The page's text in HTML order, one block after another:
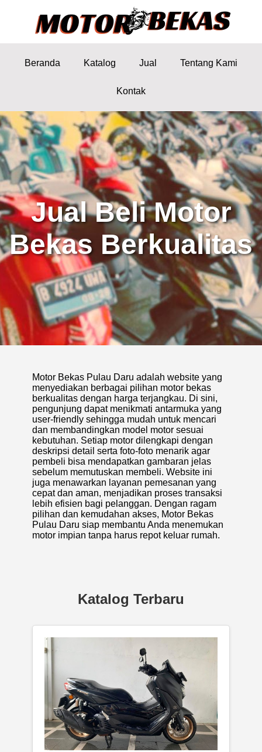
Beranda Katalog Jual Tentang Kami
Kontak
Jual Beli Motor
Bekas Berkualitas
Motor Bekas Pulau Daru adalah website yang
menyediakan berbagai pilihan motor bekas
berkualitas dengan harga terjangkau. Di sini,
pengunjung dapat menikmati antarmuka yang
user-friendly sehingga mudah untuk mencari
dan membandingkan model motor sesuai
kebutuhan. Setiap motor dilengkapi dengan
deskripsi detail serta foto-foto menarik agar
pembeli bisa mendapatkan gambaran jelas
sebelum memutuskan membeli. Website ini
juga menawarkan layanan pemesanan yang
cepat dan aman, menjadikan proses transaksi
lebih efisien bagi pelanggan. Dengan ragam
pilihan dan kemudahan akses, Motor Bekas
Pulau Daru siap membantu Anda menemukan
motor impian tanpa harus repot keluar rumah.
Katalog Terbaru